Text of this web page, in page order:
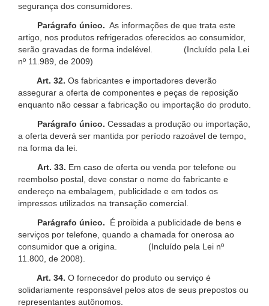
segurança dos consumidores.
Parágrafo único. As informações de que trata este
artigo, nos produtos refrigerados oferecidos ao consumidor,
serão gravadas de forma indelével. (Incluído pela Lei
nº 11.989, de 2009)
Art. 32. Os fabricantes e importadores deverão
assegurar a oferta de componentes e peças de reposição
enquanto não cessar a fabricação ou importação do produto.
Parágrafo único. Cessadas a produção ou importação,
a oferta deverá ser mantida por período razoável de tempo,
na forma da lei.
Art. 33. Em caso de oferta ou venda por telefone ou
reembolso postal, deve constar o nome do fabricante e
endereço na embalagem, publicidade e em todos os
impressos utilizados na transação comercial.
Parágrafo único.
É proibida a publicidade de bens e
serviços por telefone, quando a chamada for onerosa ao
consumidor que a origina. (Incluído pela Lei nº
11.800, de 2008).
Art. 34. O fornecedor do produto ou serviço é
solidariamente responsável pelos atos de seus prepostos ou
representantes autônomos.